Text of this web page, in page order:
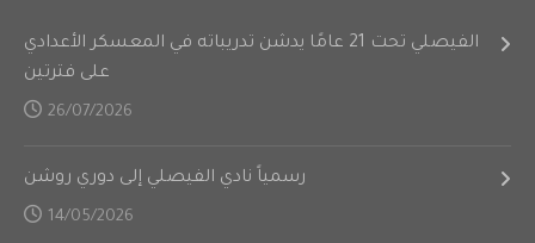
الفيصلي تحت 21 عامًا يدشن تدريباته في المعسكر الأعدادي
على فترتين
26/07/2026
رسمياً نادي الفيصلي إلى دوري روشن
14/05/2026